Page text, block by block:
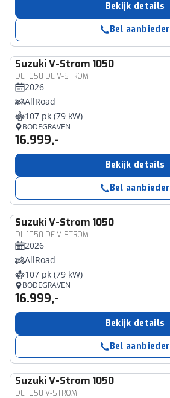
Bekijk details
Bel aanbieder
SuzukiV-Strom 1050
DL 1050 DE V-STROM
2026
AllRoad
107 pk (79 kW)
BODEGRAVEN
16.999,-
Bekijk details
Bel aanbieder
SuzukiV-Strom 1050
DL 1050 DE V-STROM
2026
AllRoad
107 pk (79 kW)
BODEGRAVEN
16.999,-
Bekijk details
Bel aanbieder
SuzukiV-Strom 1050
DL 1050 V-STROM